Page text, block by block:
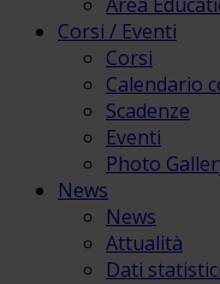
Corsi / Eventi
Corsi
Calendario
Scadenze
Eventi
Photo
News
News
Attualità
Dati statistici